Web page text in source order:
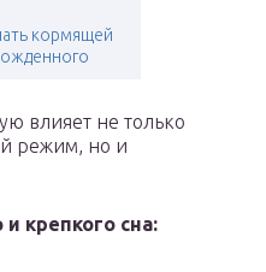
кормящей
влияет не только
режим, но и
крепкого сна: